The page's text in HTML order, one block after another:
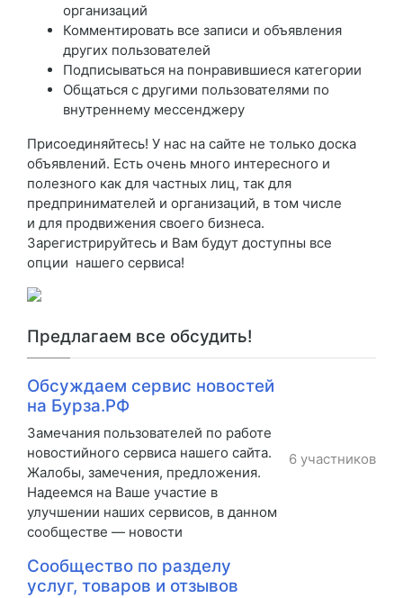
организаций
Комментировать все записи и объявления
других пользователей
Подписываться на понравившиеся категории
Общаться с другими пользователями по
внутреннему мессенджеру
Присоединяйтесь! У нас на сайте не только доска
объявлений. Есть очень много интересного и
полезного как для частных лиц, так для
предпринимателей и организаций, в том числе
и для продвижения своего бизнеса.
Зарегистрируйтесь и Вам будут доступны все
опции нашего сервиса!
Предлагаем все обсудить!
Обсуждаем сервис новостей
на Бурза.РФ
Замечания пользователей по работе
новостийного сервиса нашего сайта.
Жалобы, замечения, предложения.
Надеемся на Ваше участие в
улучшении наших сервисов, в данном
сообществе — новости
6 участников
Сообщество по разделу
услуг, товаров и отзывов